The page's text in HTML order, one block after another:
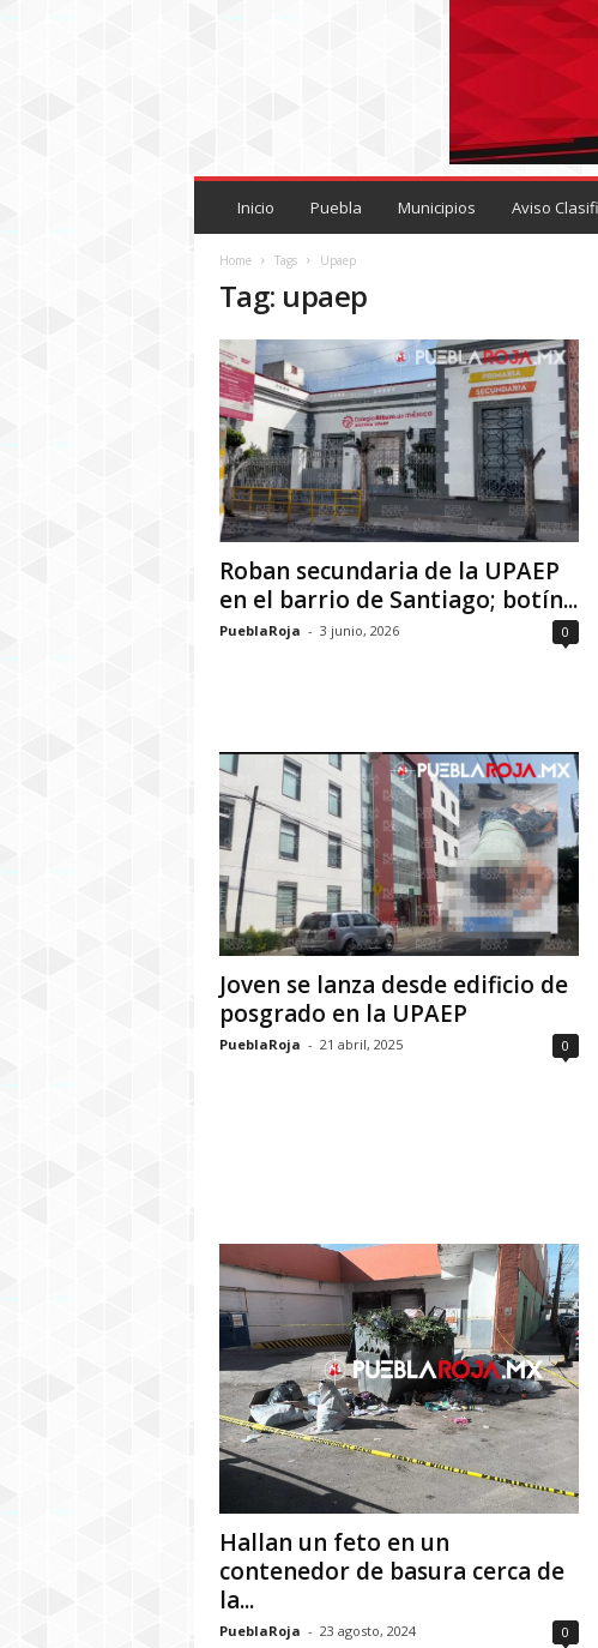
P
Inicio Puebla Municipios Aviso
Home Tags Upaep
Tag: upaep
Roban secundaria de la UPAEP
en el barrio de Santiago; botín...
PueblaRoja - 3 junio, 2026 0
Joven se lanza desde edificio de
posgrado en la UPAEP
PueblaRoja - 21 abril, 2025 0
Hallan un feto en un
contenedor de basura cerca de
la...
PueblaRoja - 23 agosto, 2024 0